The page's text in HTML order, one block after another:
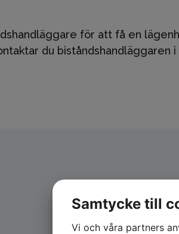
för att få en
du biståndshandläggaren
Samtycke till
Vi och våra partners